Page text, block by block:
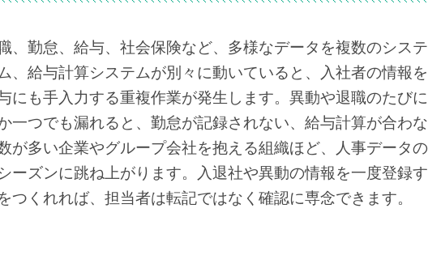
、勤怠、給与、社会保険など、多様なデータを複数のシステ
、給与計算システムが別々に動いていると、入社者の情報を
にも手入力する重複作業が発生します。異動や退職のたびに
一つでも漏れると、勤怠が記録されない、給与計算が合わな
が多い企業やグループ会社を抱える組織ほど、人事データの
ーズンに跳ね上がります。入退社や異動の情報を一度登録す
くれれば、担当者は転記ではなく確認に専念できます。